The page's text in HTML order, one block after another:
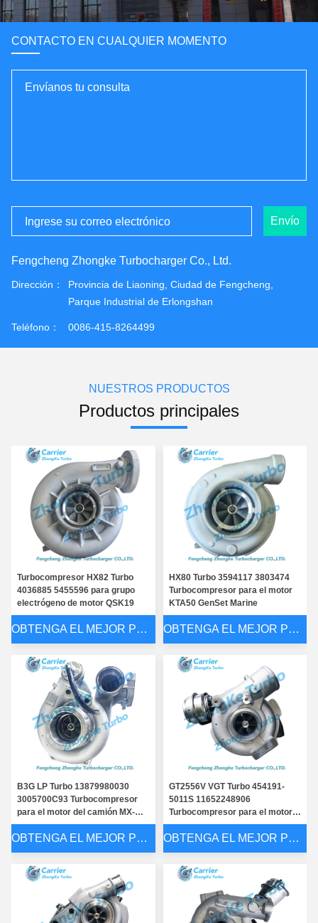
CONTACTO EN CUALQUIER MOMENTO
Envío
Fengcheng Zhongke Turbocharger Co., Ltd.
Dirección：
Provincia de Liaoning, Ciudad de Fengcheng,
Parque Industrial de Erlongshan
Teléfono： 0086-415-8264499
NUESTROS PRODUCTOS
Productos principales
Turbocompresor HX82 Turbo
4036885 5455596 para grupo
electrógeno de motor QSK19
OBTENGA EL MEJOR PRECIO
HX80 Turbo 3594117 3803474
Turbocompresor para el motor
KTA50 GenSet Marine
OBTENGA EL MEJOR PRECIO
B3G LP Turbo 13879980030
3005700C93 Turbocompresor
para el motor del camión MX-
340
OBTENGA EL MEJOR PRECIO
GT2556V VGT Turbo 454191-
5011S 11652248906
Turbocompresor para el motor
BMW 530D 730D X5 M57
OBTENGA EL MEJOR PRECIO